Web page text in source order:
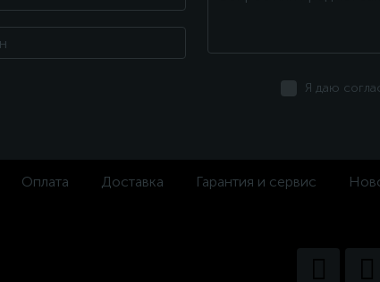
Я даю
Оплата Доставка Гарантия и сервис